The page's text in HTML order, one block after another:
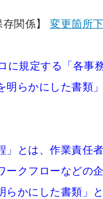
関係】 変更箇所
に規定する「各事
らかにした書類
」とは、作業責任
クフローなどの
かにした書類」